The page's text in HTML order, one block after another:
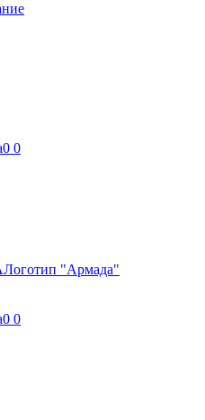
0 0
Логотип "Армада"
0 0